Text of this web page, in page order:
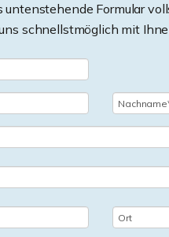
untenstehende Formular
schnellstmöglich mit